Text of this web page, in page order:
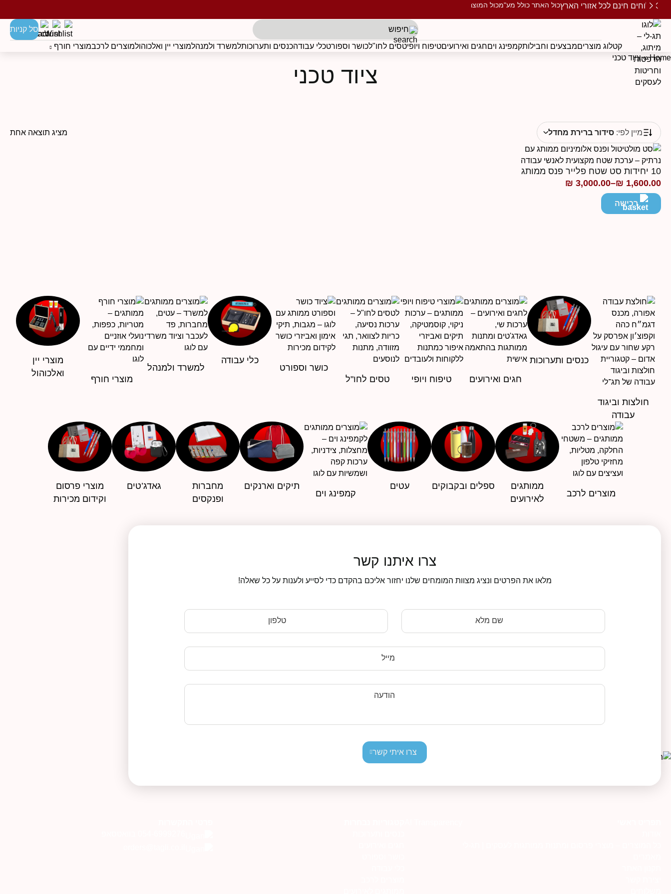
משלוחים חינם לכל אזורי הארץכול האתר כולל מע"מכול המוצרים ממותגים לפי בקשת הלקוח
סל קניות
קטלוג מוצריםמבצעים וחבילותקמפינג ויםחגים ואירועיםטיפוח ויופיטסים לחו"לכושר וספורטכלי עבודהכנסים ותערוכותלמשרד ולמנהלמוצרי יין ואלכוהולמוצרים לרכבמוצרי חורף
Home
»ציוד טכני
ציוד טכני
מציג תוצאה אחת מיין לפי: סידור ברירת מחדל
10 יחידות סט שטח פלייר פנס ממותג
₪ 1,600.00
–
₪ 3,000.00
טווח
מחירים:רכישה
חולצות וביגוד
עבודה
כנסים ותערוכות
חגים ואירועים
טיפוח ויופי טסים לחו"ל
כושר וספורט
כלי עבודה
למשרד ולמנהל
מוצרי חורף
מוצרי יין
ואלכוהול
מוצרים לרכב
ממותגים
לאירועים
ספלים ובקבוקים עטים
קמפינג וים
תיקים וארנקים
מחברות
ופנקסים
גאדג’טים
מוצרי פרסום
וקידום מכירות
צרו איתנו קשר
מלאו את הפרטים ונציג מצוות המומחים שלנו יחזור אליכם בהקדם כדי לסייע ולענות על כל שאלה!
שם מלא טלפון
מייל
הודעה
צרו איתי קשר